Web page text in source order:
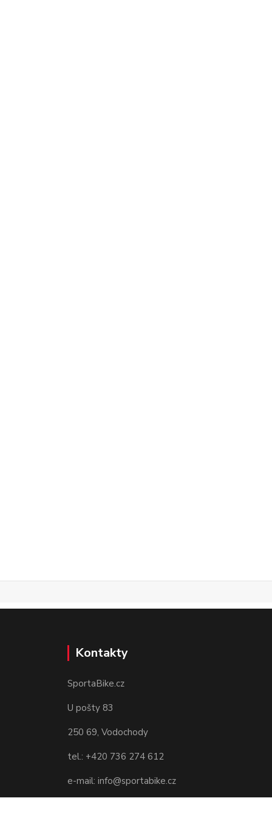
Kontakty
SportaBike.cz
U pošty 83
250 69, Vodochody
tel.: +420 736 274 612
e-mail: info@sportabike.cz